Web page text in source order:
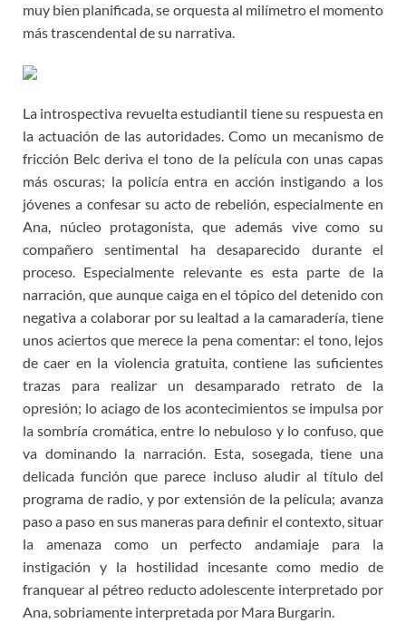
muy bien planificada, se orquesta al milímetro el momento
más trascendental de su narrativa.
La introspectiva revuelta estudiantil tiene su respuesta en
la actuación de las autoridades. Como un mecanismo de
fricción Belc deriva el tono de la película con unas capas
más oscuras; la policía entra en acción instigando a los
jóvenes a confesar su acto de rebelión, especialmente en
Ana, núcleo protagonista, que además vive como su
compañero sentimental ha desaparecido durante el
proceso. Especialmente relevante es esta parte de la
narración, que aunque caiga en el tópico del detenido con
negativa a colaborar por su lealtad a la camaradería, tiene
unos aciertos que merece la pena comentar: el tono, lejos
de caer en la violencia gratuita, contiene las suficientes
trazas para realizar un desamparado retrato de la
opresión; lo aciago de los acontecimientos se impulsa por
la sombría cromática, entre lo nebuloso y lo confuso, que
va dominando la narración. Esta, sosegada, tiene una
delicada función que parece incluso aludir al título del
programa de radio, y por extensión de la película; avanza
paso a paso en sus maneras para definir el contexto, situar
la amenaza como un perfecto andamiaje para la
instigación y la hostilidad incesante como medio de
franquear al pétreo reducto adolescente interpretado por
Ana, sobriamente interpretada por Mara Burgarin.